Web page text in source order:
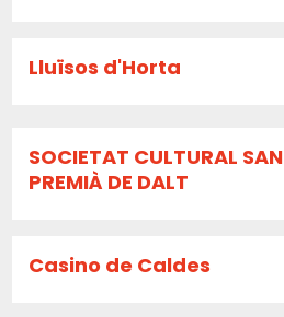
Lluïsos d'Horta
SOCIETAT CULTURAL
PREMIÀ DE DALT
Casino de Caldes